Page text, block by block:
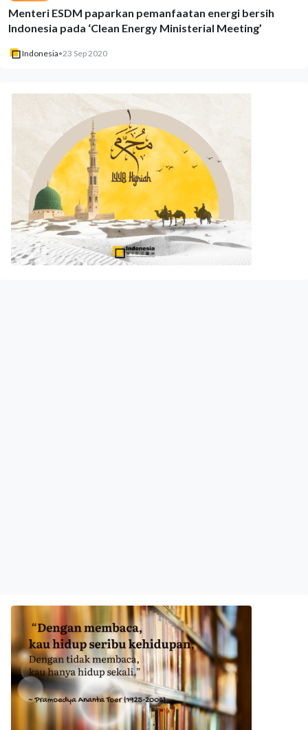
Menteri ESDM paparkan pemanfaatan energi bersih
Indonesia pada ‘Clean Energy Ministerial Meeting’
Indonesia•23 Sep 2020